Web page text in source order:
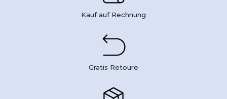
Kauf auf Rechnung
Gratis Retoure